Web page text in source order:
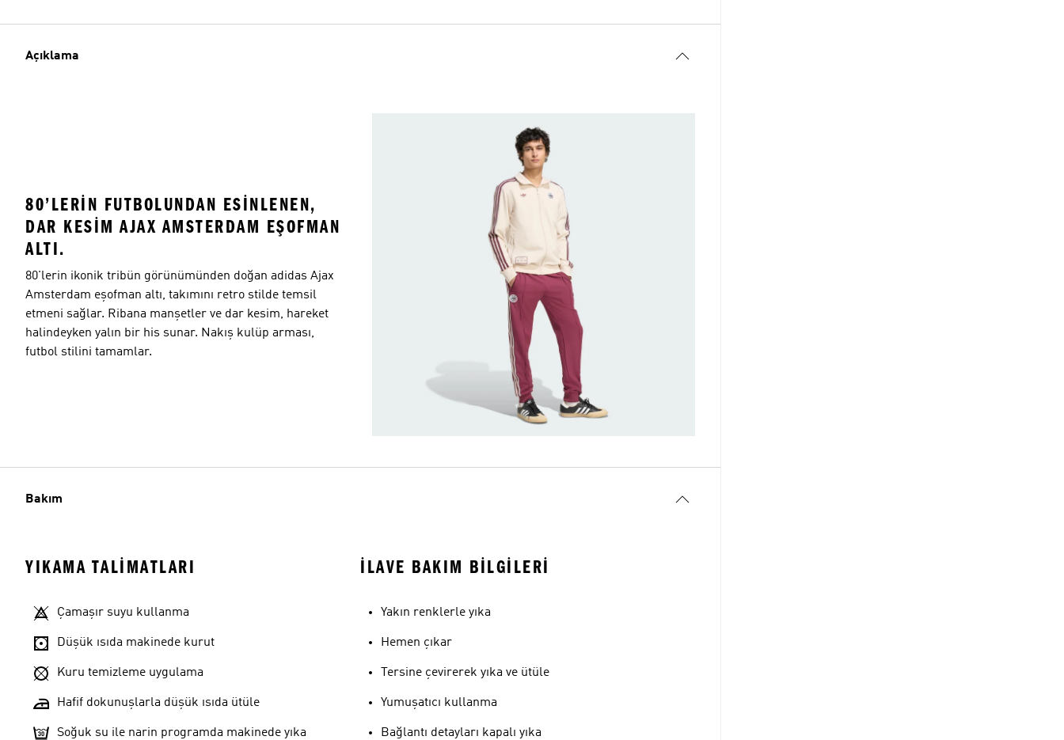
Açıklama
80’LERIN FUTBOLUNDAN ESINLENEN,
DAR KESIM AJAX AMSTERDAM EŞOFMAN
ALTI.
80'lerin ikonik tribün görünümünden doğan adidas Ajax
Amsterdam eşofman altı, takımını retro stilde temsil
etmeni sağlar. Ribana manşetler ve dar kesim, hareket
halindeyken yalın bir his sunar. Nakış kulüp arması,
futbol stilini tamamlar.
Bakım
YIKAMA TALIMATLARI
Çamaşır suyu kullanma
Düşük ısıda makinede kurut
Kuru temizleme uygulama
Hafif dokunuşlarla düşük ısıda ütüle
Soğuk su ile narin programda makinede yıka
İLAVE BAKIM BILGILERI
Yakın renklerle yıka
Hemen çıkar
Tersine çevirerek yıka ve ütüle
Yumuşatıcı kullanma
Bağlantı detayları kapalı yıka